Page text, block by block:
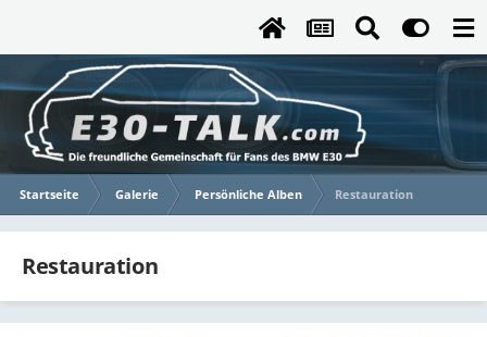
Startseite Galerie Persönliche Alben Restauration
Restauration